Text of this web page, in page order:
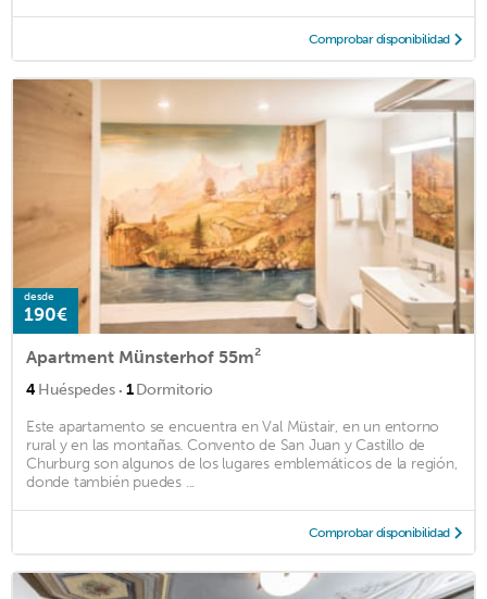
Comprobar disponibilidad
desde
190€
Apartment Münsterhof 55m²
4Huéspedes · 1Dormitorio
Este apartamento se encuentra en Val Müstair, en un entorno
rural y en las montañas. Convento de San Juan y Castillo de
Churburg son algunos de los lugares emblemáticos de la región,
donde también puedes ...
Comprobar disponibilidad